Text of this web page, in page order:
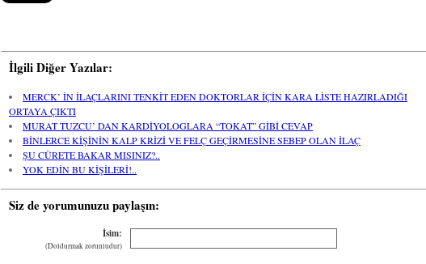
İlgili Diğer Yazılar:
MERCK’ İN İLAÇLARINI TENKİT EDEN DOKTORLAR İÇİN KARA LİSTE HAZIRLADIĞI
ORTAYA ÇIKTI
MURAT TUZCU’ DAN KARDİYOLOGLARA “TOKAT” GİBİ CEVAP
BİNLERCE KİŞİNİN KALP KRİZİ VE FELÇ GEÇİRMESİNE SEBEP OLAN İLAÇ
ŞU CÜRETE BAKAR MISINIZ?..
YOK EDİN BU KİŞİLERİ!..
Siz de yorumunuzu paylaşın:
İsim:
(Doldurmak zorunludur)